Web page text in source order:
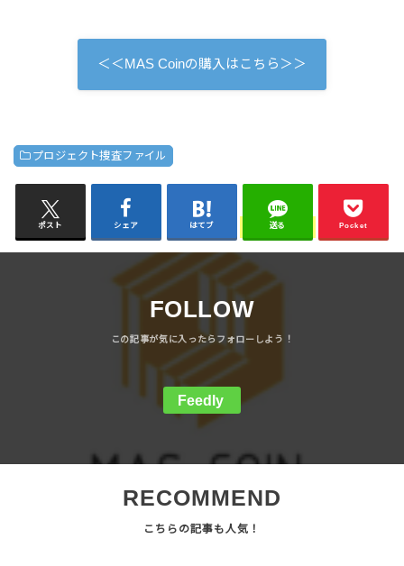
＜＜MAS Coinの購入はこちら＞＞
プロジェクト捜査ファイル
ポスト シェア はてブ 送る Pocket
FOLLOW
Feedly
RECOMMEND